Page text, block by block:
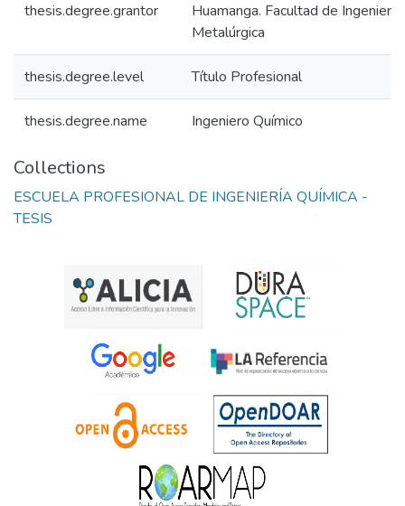
thesis.degree.grantor
Huamanga. Facultad de
Metalúrgica
thesis.degree.level Título Profesional
thesis.degree.name Ingeniero Químico
Collections
ESCUELA PROFESIONAL DE INGENIERÍA QUÍMICA -
TESIS